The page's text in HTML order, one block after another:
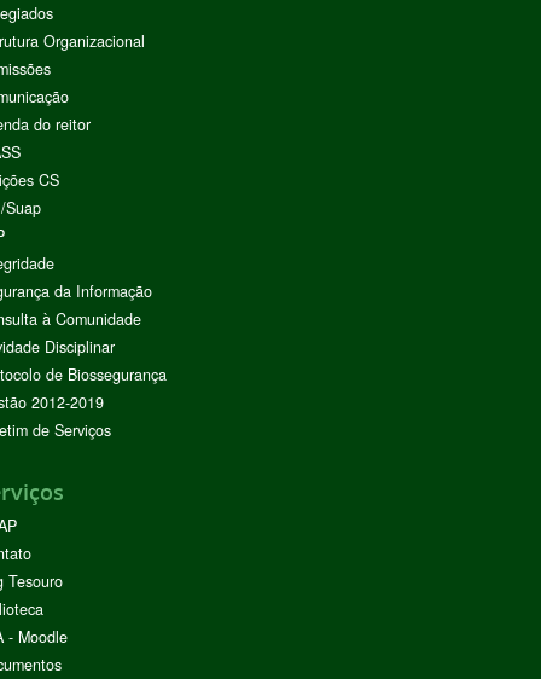
Organizacional
do reitor
CS
Suap
da Informação
à Comunidade
Disciplinar
de Biossegurança
2012-2019
de Serviços
Tesouro
- Moodle